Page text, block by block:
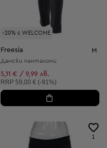
-20% с WELCOME
Freesia M
Дамски панталони
5,11 € / 9,99 лв.
Препоръчителна цена:
RRP 59,00 € (-91%)
1